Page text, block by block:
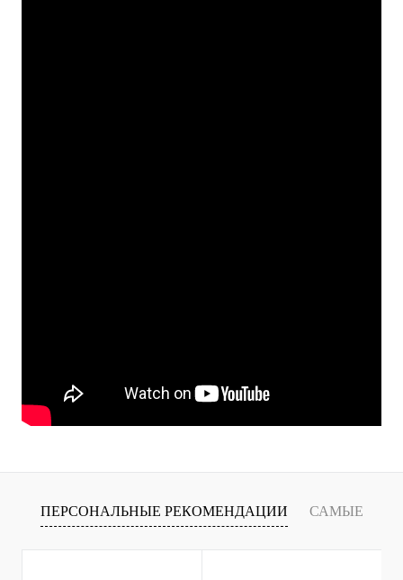
ПЕРСОНАЛЬНЫЕ РЕКОМЕНДАЦИИ САМЫЕ